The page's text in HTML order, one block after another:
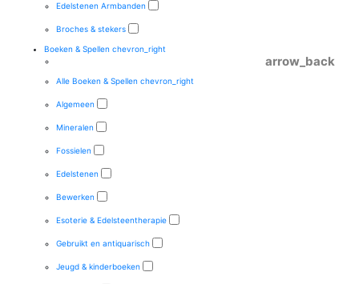
Edelstenen Armbanden
Broches & stekers
Boeken & Spellen chevron_right
arrow_back
Alle Boeken & Spellen chevron_right
Algemeen
Mineralen
Fossielen
Edelstenen
Bewerken
Esoterie & Edelsteentherapie
Gebruikt en antiquarisch
Jeugd & kinderboeken